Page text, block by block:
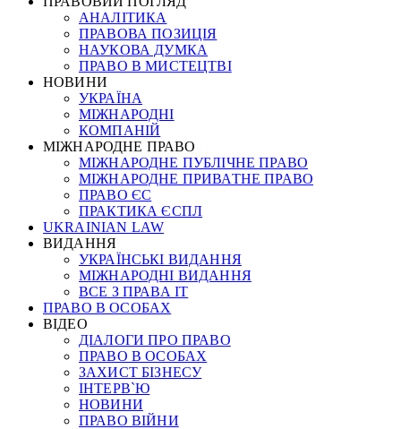
АНАЛІТИКА
ПРАВОВА ПОЗИЦІЯ
НАУКОВА ДУМКА
ПРАВО В МИСТЕЦТВІ
НОВИНИ
УКРАЇНА
МІЖНАРОДНІ
КОМПАНІЙ
МІЖНАРОДНЕ ПРАВО
МІЖНАРОДНЕ ПУБЛІЧНЕ ПРАВО
МІЖНАРОДНЕ ПРИВАТНЕ ПРАВО
ПРАВО ЄС
ПРАКТИКА ЄСПЛ
UKRAINIAN LAW
ВИДАННЯ
УКРАЇНСЬКІ ВИДАННЯ
МІЖНАРОДНІ ВИДАННЯ
ВСЕ З ПРАВА ІТ
ПРАВО В ОСОБАХ
ВІДЕО
ДІАЛОГИ ПРО ПРАВО
ПРАВО В ОСОБАХ
ЗАХИСТ БІЗНЕСУ
ІНТЕРВ`Ю
НОВИНИ
ПРАВО ВІЙНИ